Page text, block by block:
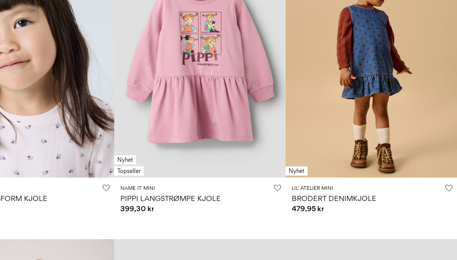
KJOLE
Nyhet
Topseller
NAME IT MINI
PIPPI LANGSTRØMPE KJOLE
399,30 kr
Nyhet
LIL' ATELIER MINI
BRODERT DENIMKJOLE
479,95 kr